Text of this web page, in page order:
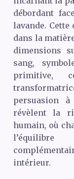
débordant
lavande. Cette
dans la
dimensions
sang,
primitive,
persuasion
révèlent la
humain, où
intérieur.